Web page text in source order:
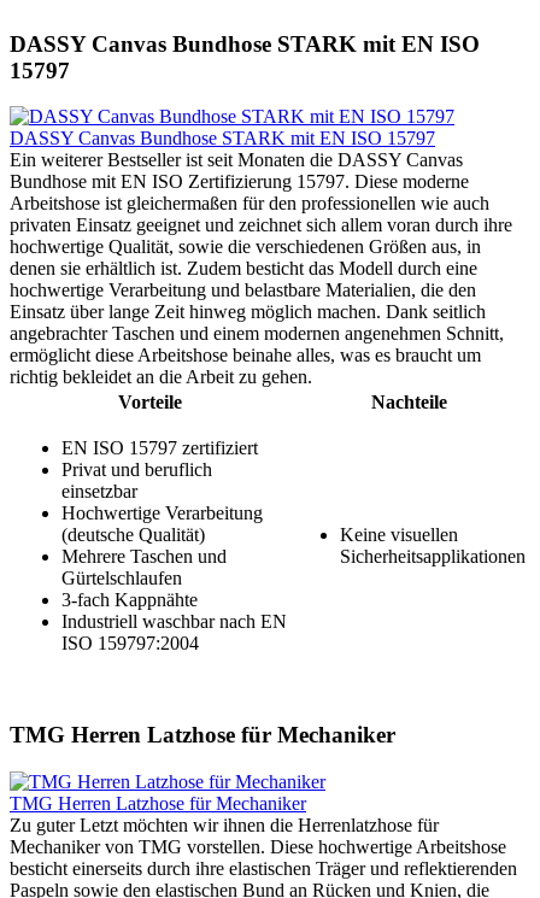
DASSY Canvas Bundhose STARK mit EN ISO
15797
DASSY Canvas Bundhose STARK mit EN ISO 15797
Ein weiterer Bestseller ist seit Monaten die DASSY Canvas
Bundhose mit EN ISO Zertifizierung 15797. Diese moderne
Arbeitshose ist gleichermaßen für den professionellen wie auch
privaten Einsatz geeignet und zeichnet sich allem voran durch ihre
hochwertige Qualität, sowie die verschiedenen Größen aus, in
denen sie erhältlich ist. Zudem besticht das Modell durch eine
hochwertige Verarbeitung und belastbare Materialien, die den
Einsatz über lange Zeit hinweg möglich machen. Dank seitlich
angebrachter Taschen und einem modernen angenehmen Schnitt,
ermöglicht diese Arbeitshose beinahe alles, was es braucht um
richtig bekleidet an die Arbeit zu gehen.
Vorteile
Nachteile
EN ISO 15797 zertifiziert
Privat und beruflich
einsetzbar
Hochwertige Verarbeitung
(deutsche Qualität)
Mehrere Taschen und
Gürtelschlaufen
3-fach Kappnähte
Industriell waschbar nach EN
ISO 159797:2004
Keine visuellen
Sicherheitsapplikationen
TMG Herren Latzhose für Mechaniker
TMG Herren Latzhose für Mechaniker
Zu guter Letzt möchten wir ihnen die Herrenlatzhose für
Mechaniker von TMG vorstellen. Diese hochwertige Arbeitshose
besticht einerseits durch ihre elastischen Träger und reflektierenden
Paspeln sowie den elastischen Bund an Rücken und Knien, die